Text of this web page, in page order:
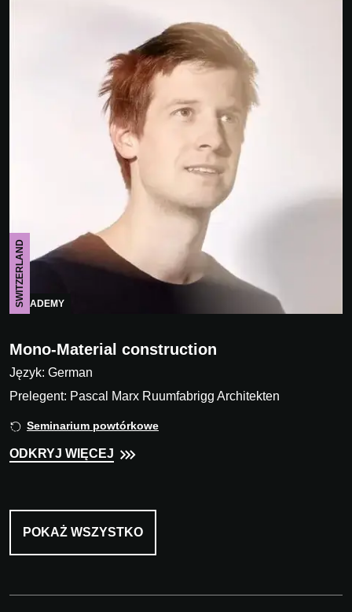
ACADEMY
SWITZERLAND
Mono-Material construction
Język: German
Prelegent: Pascal Marx Ruumfabrigg Architekten
Seminarium powtórkowe
ODKRYJ WIĘCEJ
POKAŻ WSZYSTKO